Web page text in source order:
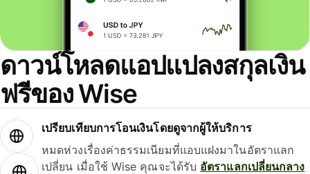
ดาวน์โหลดแอปแปลงสกุลเงิน
ฟรีของ Wise
เปรียบเทียบการโอนเงินโดยดูจากผู้ให้บริการ
หมดห่วงเรื่องค่าธรรมเนียมที่แอบแฝงมาในอัตราแลก
เปลี่ยน เมื่อใช้ Wise คุณจะได้รับ อัตราแลกเปลี่ยนกลาง